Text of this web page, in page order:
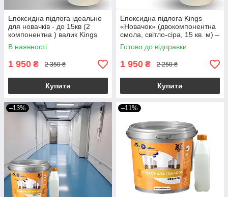
Епоксидна підлога ідеально
для новачків - до 15кв (2
компонентна ) валик Kings
Бiла
В наявності
1 950 ₴ 2 350 ₴
Купити
Епоксидна підлога Kings
«Новачок» (двокомпонентна
смола, світло-сіра, 15 кв. м) –
купити наливну підлогу в
Україні
Готово до відправки
1 950 ₴ 2 250 ₴
Купити
–13% –11%